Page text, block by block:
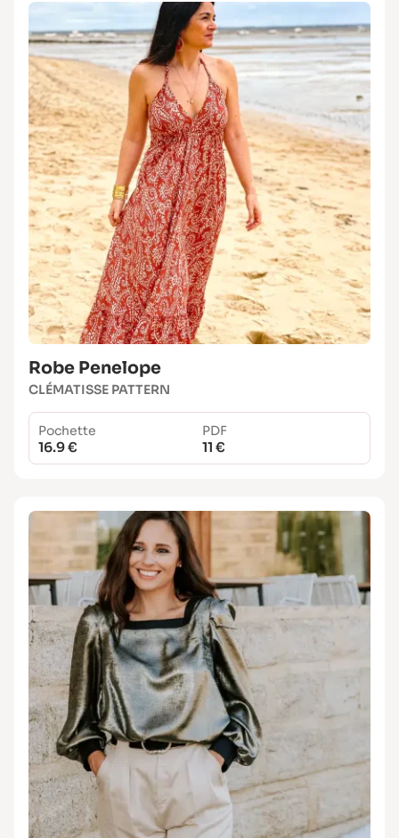
Robe Penelope
CLÉMATISSE PATTERN
Pochette
16.9 €
PDF
11 €